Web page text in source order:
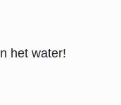
het water!